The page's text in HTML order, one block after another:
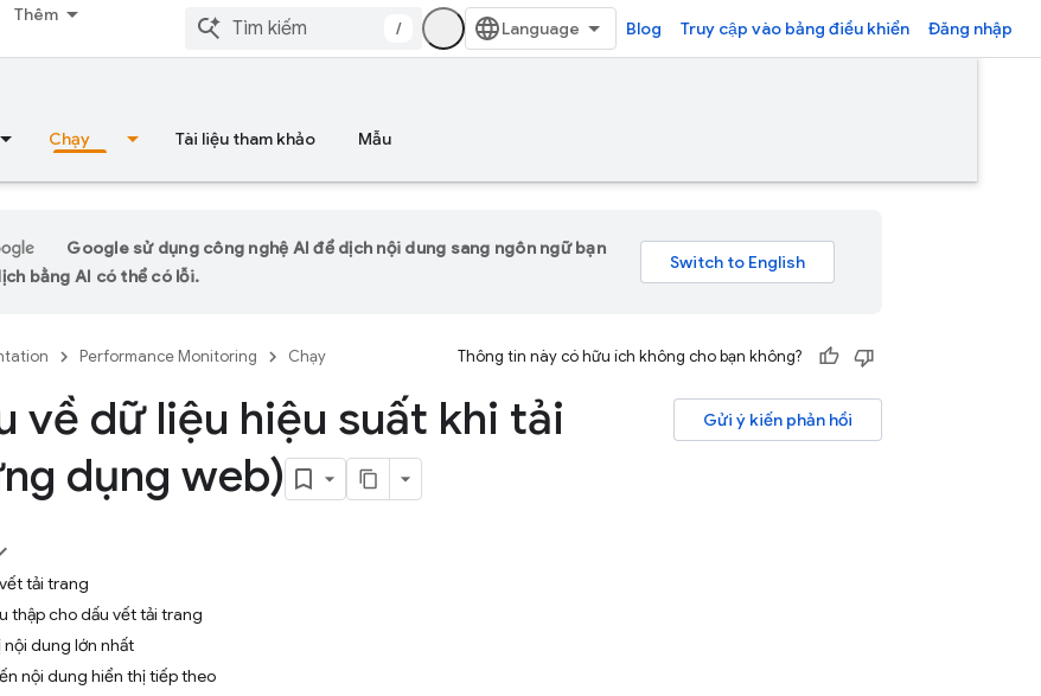
Thêm
/ Blog Truy cập vào bảng điều khiển Đăng nhập
Chạy Tài liệu tham khảo Mẫu
Google sử dụng công nghệ AI để dịch nội dung sang ngôn ngữ bạn
bằng AI có thể có lỗi.
Performance Monitoring Chạy Thông tin này có hữu ích không cho bạn không?
Gửi ý kiến phản hồi
về dữ liệu hiệu suất khi tải
dụng web)
tải trang
thập cho dấu vết tải trang
nội dung lớn nhất
nội dung hiển thị tiếp theo